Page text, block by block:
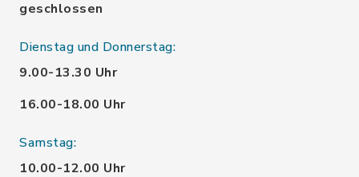
geschlossen
Dienstag und Donnerstag:
9.00-13.30 Uhr
16.00-18.00 Uhr
Samstag:
10.00-12.00 Uhr